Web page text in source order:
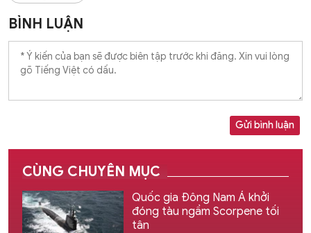
BÌNH LUẬN
Gửi bình luận
CÙNG CHUYÊN MỤC
Quốc gia Đông Nam Á khởi
đóng tàu ngầm Scorpene tối
tân